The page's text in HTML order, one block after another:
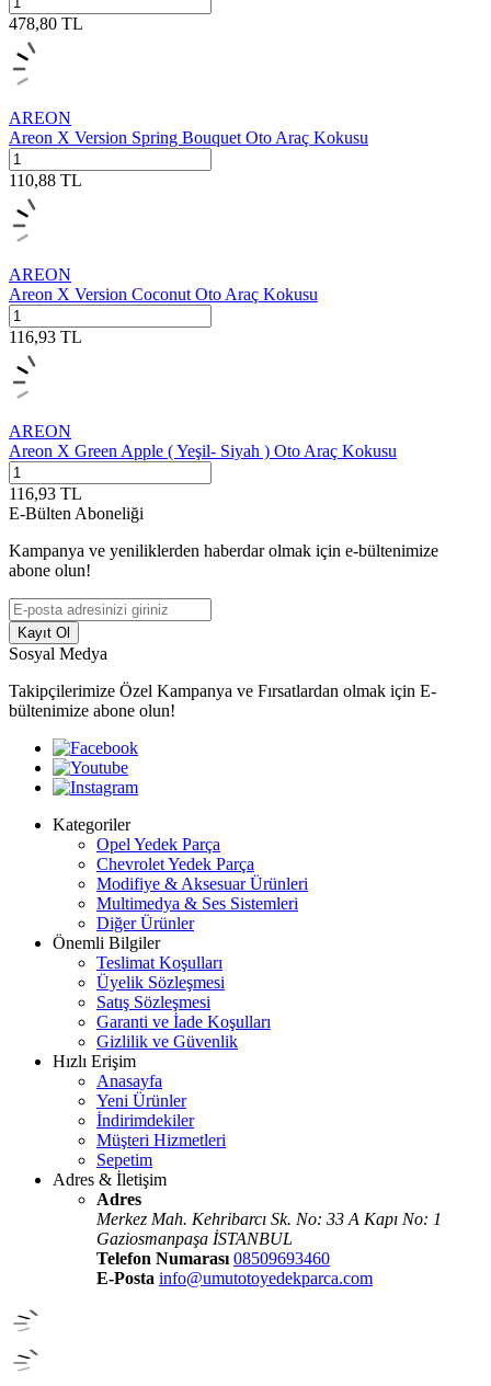
478,80 TL
AREON
Areon X Version Spring Bouquet Oto Araç Kokusu
110,88 TL
AREON
Areon X Version Coconut Oto Araç Kokusu
116,93 TL
AREON
Areon X Green Apple ( Yeşil- Siyah ) Oto Araç Kokusu
116,93 TL
E-Bülten Aboneliği
Kampanya ve yeniliklerden haberdar olmak için e-bültenimize
abone olun!
Kayıt Ol
Sosyal Medya
Takipçilerimize Özel Kampanya ve Fırsatlardan olmak için E-
bültenimize abone olun!
Kategoriler
Opel Yedek Parça
Chevrolet Yedek Parça
Modifiye & Aksesuar Ürünleri
Multimedya & Ses Sistemleri
Diğer Ürünler
Önemli Bilgiler
Teslimat Koşulları
Üyelik Sözleşmesi
Satış Sözleşmesi
Garanti ve İade Koşulları
Gizlilik ve Güvenlik
Hızlı Erişim
Anasayfa
Yeni Ürünler
İndirimdekiler
Müşteri Hizmetleri
Sepetim
Adres & İletişim
Adres
Merkez Mah. Kehribarcı Sk. No: 33 A Kapı No: 1
Gaziosmanpaşa İSTANBUL
Telefon Numarası 08509693460
E-Posta info@umutotoyedekparca.com